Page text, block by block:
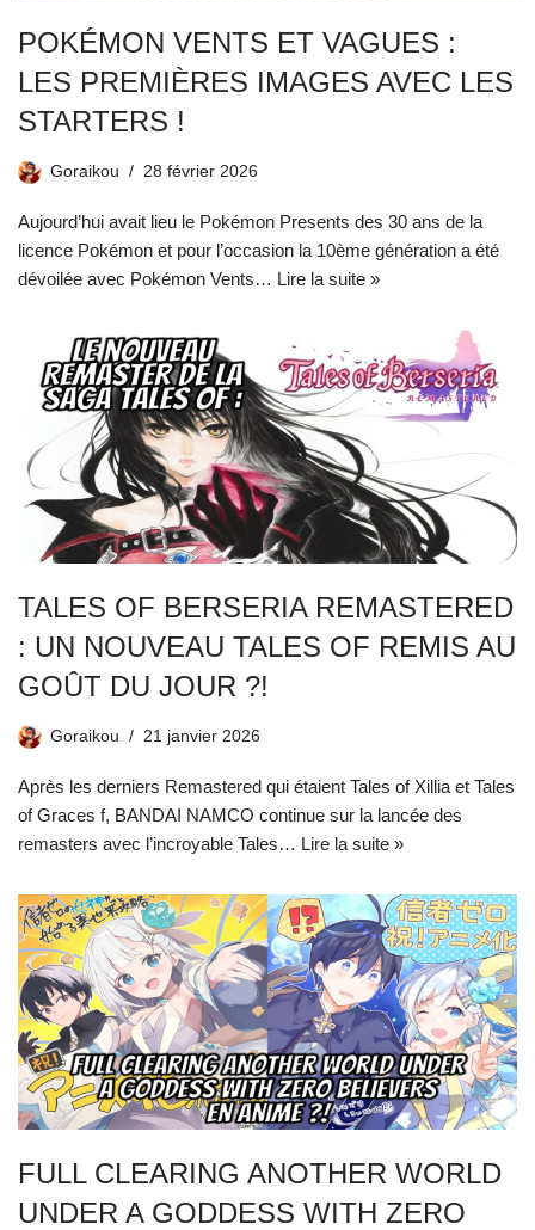
POKÉMON VENTS ET VAGUES :
LES PREMIÈRES IMAGES AVEC LES
STARTERS !
Goraikou 28 février 2026
Aujourd’hui avait lieu le Pokémon Presents des 30 ans de la
licence Pokémon et pour l’occasion la 10ème génération a été
dévoilée avec Pokémon Vents… Lire la suite »
TALES OF BERSERIA REMASTERED
: UN NOUVEAU TALES OF REMIS AU
GOÛT DU JOUR ?!
Goraikou 21 janvier 2026
Après les derniers Remastered qui étaient Tales of Xillia et Tales
of Graces f, BANDAI NAMCO continue sur la lancée des
remasters avec l’incroyable Tales… Lire la suite »
FULL CLEARING ANOTHER WORLD
UNDER A GODDESS WITH ZERO